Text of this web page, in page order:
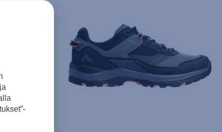
s
t t
y